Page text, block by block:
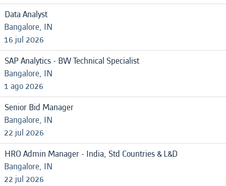
Data Analyst
Bangalore, IN
16 jul 2026
SAP Analytics - BW Technical Specialist
Bangalore, IN
1 ago 2026
Senior Bid Manager
Bangalore, IN
22 jul 2026
HRO Admin Manager - India, Std Countries & L&D
Bangalore, IN
22 jul 2026